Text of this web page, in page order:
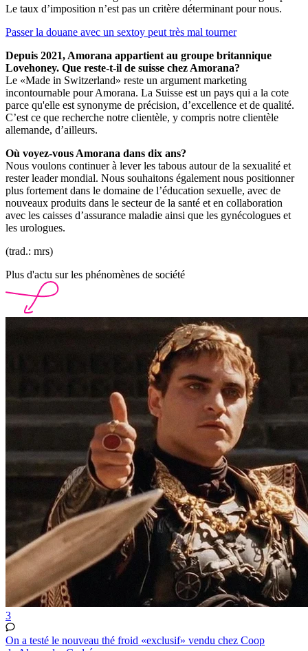
Le taux d’imposition n’est pas un critère déterminant pour nous.
Passer la douane avec un sextoy peut très mal tourner
Depuis 2021, Amorana appartient au groupe britannique
Lovehoney. Que reste-t-il de suisse chez Amorana?
Le «Made in Switzerland» reste un argument marketing
incontournable pour Amorana. La Suisse est un pays qui a la cote
parce qu'elle est synonyme de précision, d’excellence et de qualité.
C’est ce que recherche notre clientèle, y compris notre clientèle
allemande, d’ailleurs.
Où voyez-vous Amorana dans dix ans?
Nous voulons continuer à lever les tabous autour de la sexualité et
rester leader mondial. Nous souhaitons également nous positionner
plus fortement dans le domaine de l’éducation sexuelle, avec de
nouveaux produits dans le secteur de la santé et en collaboration
avec les caisses d’assurance maladie ainsi que les gynécologues et
les urologues.
(trad.: mrs)
Plus d'actu sur les phénomènes de société
3
On a testé le nouveau thé froid «exclusif» vendu chez Coop